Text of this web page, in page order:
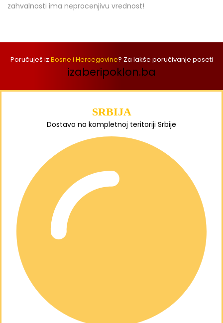
zahvalnosti ima neprocenjivu vrednost!
Poručuješ iz Bosne i Hercegovine? Za lakše poručivanje poseti
izaberipoklon.ba
SRBIJA
Dostava na kompletnoj teritoriji Srbije